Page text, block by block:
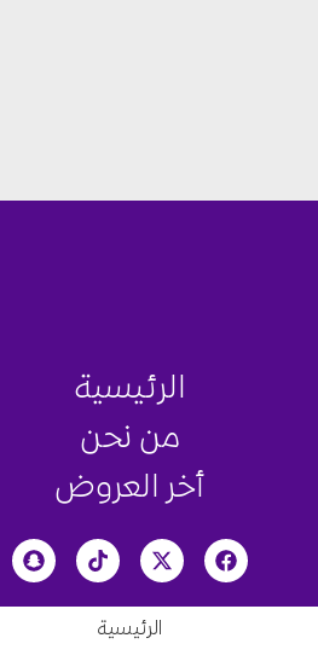
الرئيسية
من نحن
أخر العروض
الرئيسية